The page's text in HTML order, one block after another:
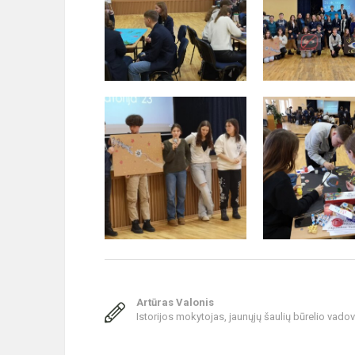
Artūras Valonis
Istorijos mokytojas, jaunųjų šaulių būrelio